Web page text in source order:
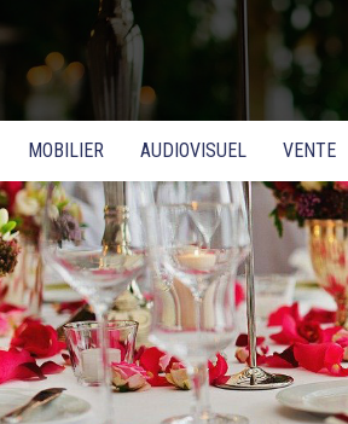
MOBILIER AUDIOVISUEL VENTE